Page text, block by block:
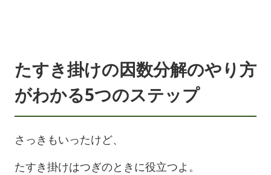
たすき掛けの因数分解のやり方
がわかる5つのステップ
さっきもいったけど、
たすき掛けはつぎのときに役立つよ。